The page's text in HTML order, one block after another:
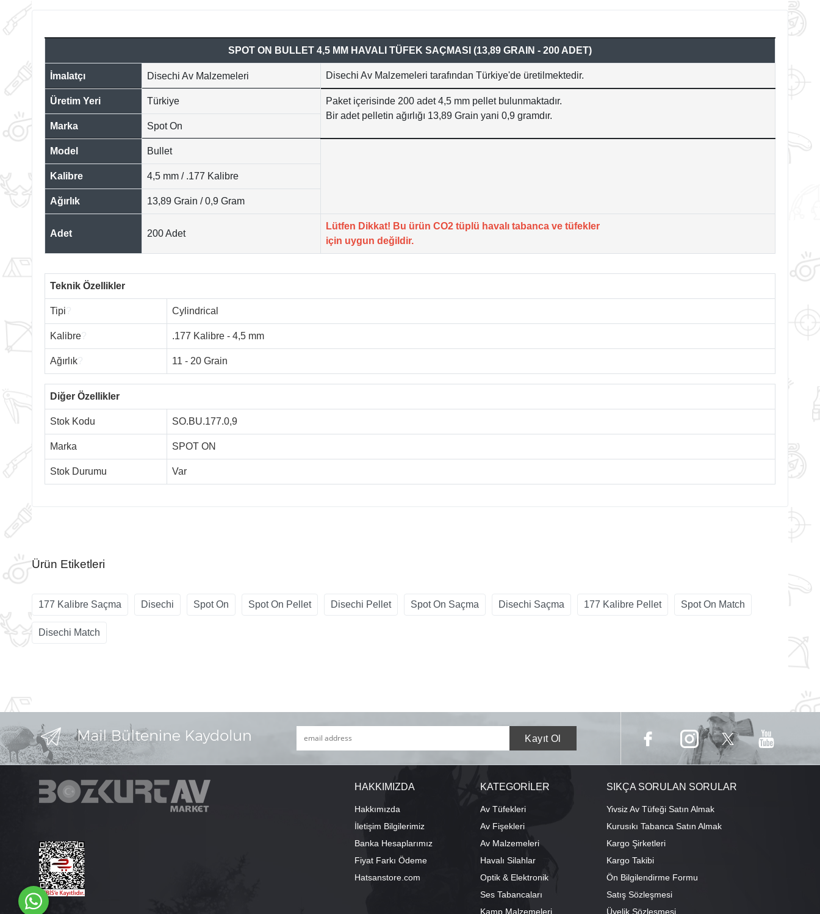
SPOT ON BULLET 4,5 MM HAVALI TÜFEK SAÇMASI (13,89 GRAIN - 200 ADET)
İmalatçı Disechi Av Malzemeleri Disechi Av Malzemeleri tarafından Türkiye'de üretilmektedir.
Üretim Yeri Türkiye
Paket içerisinde 200 adet 4,5 mm pellet bulunmaktadır.
Bir adet pelletin ağırlığı 13,89 Grain yani 0,9 gramdır.
Marka
Spot On
Model Bullet
Kalibre 4,5 mm / .177 Kalibre
Ağırlık 13,89 Grain / 0,9 Gram
Adet 200 Adet
Lütfen Dikkat! Bu ürün CO2 tüplü havalı tabanca ve tüfekler
için uygun değildir.
Teknik Özellikler
Tipi Cylindrical
Kalibre .177 Kalibre - 4,5 mm
Ağırlık 11 - 20 Grain
Diğer Özellikler
Stok Kodu SO.BU.177.0,9
Marka SPOT ON
Stok Durumu Var
Ürün Etiketleri
177 Kalibre Saçma Disechi Spot On Spot On Pellet Disechi Pellet Spot On Saçma Disechi Saçma 177 Kalibre Pellet Spot On Match
Disechi Match
HAKKIMIZDA
Hakkımızda
İletişim Bilgilerimiz
Banka Hesaplarımız
Fiyat Farkı Ödeme
Hatsanstore.com
KATEGORİLER
Av Tüfekleri
Av Fişekleri
Av Malzemeleri
Havalı Silahlar
Optik & Elektronik
Ses Tabancaları
Kamp Malzemeleri
SIKÇA SORULAN SORULAR
Yivsiz Av Tüfeği Satın Almak
Kurusıkı Tabanca Satın Almak
Kargo Şirketleri
Kargo Takibi
Ön Bilgilendirme Formu
Satış Sözleşmesi
Üyelik Sözleşmesi